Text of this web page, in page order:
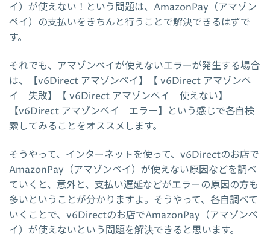
イ）が使えない！という問題は、AmazonPay（アマゾン
ペイ）の支払いをきちんと行うことで解決できるはずで
す。
それでも、アマゾンペイが使えないエラーが発生する場合
は、【v6Direct アマゾンペイ】【 v6Direct アマゾンペ
イ 失敗】【 v6Direct アマゾンペイ 使えない】
【v6Direct アマゾンペイ エラー】という感じで各自検
索してみることをオススメします。
そうやって、インターネットを使って、v6Directのお店で
AmazonPay（アマゾンペイ）が使えない原因などを調べ
ていくと、意外と、支払い遅延などがエラーの原因の方も
多いということが分かりますよ。そうやって、各自調べて
いくことで、v6Directのお店でAmazonPay（アマゾンペ
イ）が使えないという問題を解決できると思います。